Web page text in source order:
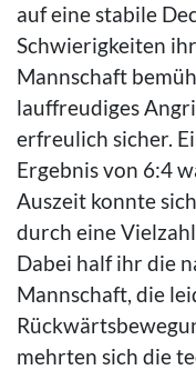
auf eine stabile
Schwierigkeiten
Mannschaft
lauffreudiges
erfreulich sicher.
Ergebnis von 6:4
Auszeit konnte
durch eine
Dabei half ihr die
Mannschaft, die
mehrten sich die